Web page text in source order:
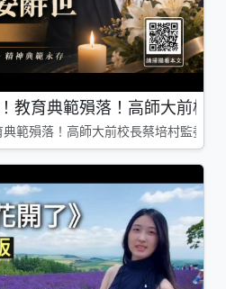
教育典範殞落！高師大前校
典範殞落！高師大前校長蔡培村監委